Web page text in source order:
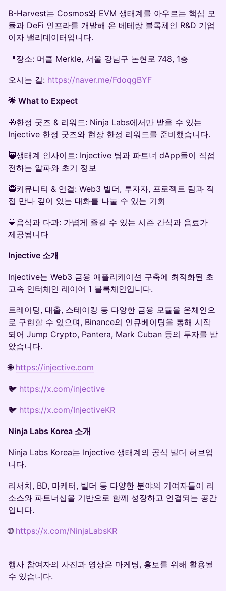
B-Harvest는 Cosmos와 EVM 생태계를 아우르는 핵심 모
듈과 DeFi 인프라를 개발해 온 베테랑 블록체인 R&D 기업
이자 밸리데이터입니다.
📍장소: 머클 Merkle, 서울 강남구 논현로 748, 1층
오시는 길: https://naver.me/FdoqgBYF
🌟 What to Expect
🎁한정 굿즈 & 리워드: Ninja Labs에서만 받을 수 있는
Injective 한정 굿즈와 현장 한정 리워드를 준비했습니다.
🥷생태계 인사이트: Injective 팀과 파트너 dApp들이 직접
전하는 알파와 초기 정보
🥷커뮤니티 & 연결: Web3 빌더, 투자자, 프로젝트 팀과 직
접 만나 깊이 있는 대화를 나눌 수 있는 기회
💛음식과 다과: 가볍게 즐길 수 있는 시즌 간식과 음료가
제공됩니다
Injective 소개
Injective는 Web3 금융 애플리케이션 구축에 최적화된 초
고속 인터체인 레이어 1 블록체인입니다.
트레이딩, 대출, 스테이킹 등 다양한 금융 모듈을 온체인으
로 구현할 수 있으며, Binance의 인큐베이팅을 통해 시작
되어 Jump Crypto, Pantera, Mark Cuban 등의 투자를 받
았습니다.
🌐 https://injective.com
🐦 https://x.com/injective
🐦 https://x.com/InjectiveKR
Ninja Labs Korea 소개
Ninja Labs Korea는 Injective 생태계의 공식 빌더 허브입
니다.
리서치, BD, 마케터, 빌더 등 다양한 분야의 기여자들이 리
소스와 파트너십을 기반으로 함께 성장하고 연결되는 공간
입니다.
🌐 https://x.com/NinjaLabsKR
행사 참여자의 사진과 영상은 마케팅, 홍보를 위해 활용될
수 있습니다.